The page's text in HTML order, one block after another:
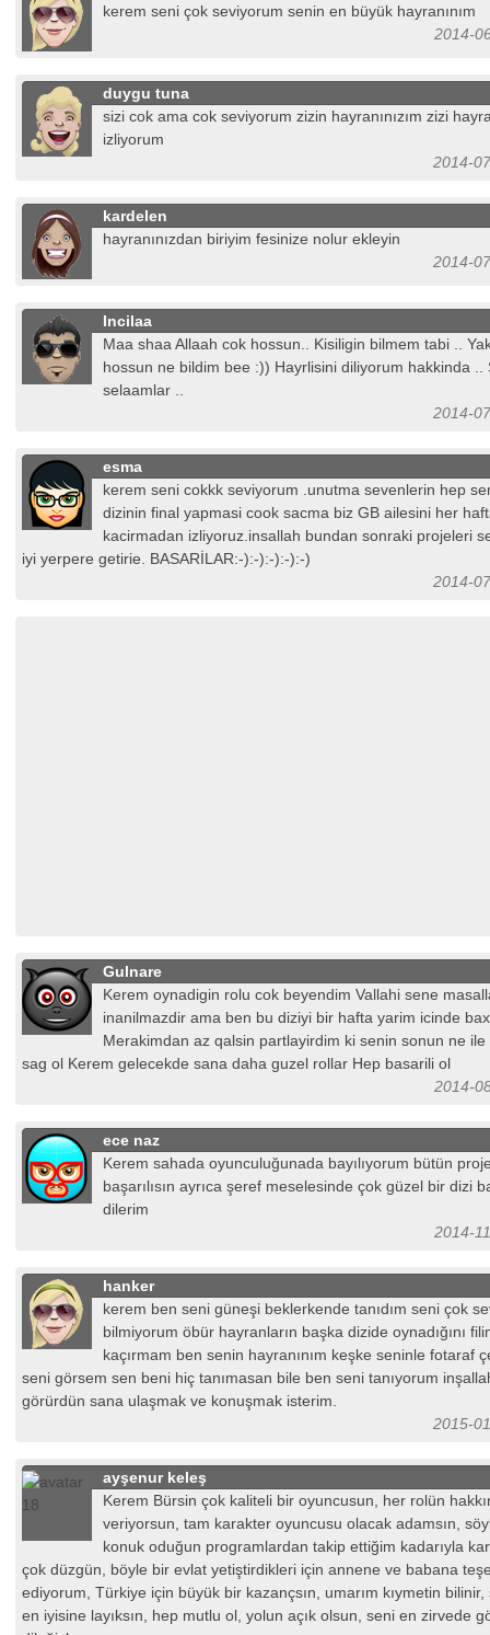
kerem seni çok seviyorum senin en büyük hayranınım
2014-
duygu tuna
sizi cok ama cok seviyorum zizin hayranınızım zizi
izliyorum
2014-
kardelen
hayranınızdan biriyim fesinize nolur ekleyin
2014-
Incilaa
Maa shaa Allaah cok hossun.. Kisiligin bilmem tabi ..
hossun ne bildim bee :)) Hayrlisini diliyorum hakkinda ..
selaamlar ..
2014-
esma
kerem seni cokkk seviyorum .unutma sevenlerin hep
dizinin final yapmasi cook sacma biz GB ailesini her
kacirmadan izliyoruz.insallah bundan sonraki projeleri
iyi yerpere getirie. BASARİLAR:-):-):-):-):-)
2014-
Gulnare
Kerem oynadigin rolu cok beyendim Vallahi sene
inanilmazdir ama ben bu diziyi bir hafta yarim icinde
Merakimdan az qalsin partlayirdim ki senin sonun ne
sag ol Kerem gelecekde sana daha guzel rollar Hep basarili ol
2014-
ece naz
Kerem sahada oyunculuğunada bayılıyorum bütün
başarılısın ayrıca şeref meselesinde çok güzel bir dizi
dilerim
2014-
hanker
kerem ben seni güneşi beklerkende tanıdım seni çok
bilmiyorum öbür hayranların başka dizide oynadığını
kaçırmam ben senin hayranınım keşke seninle fotaraf
seni görsem sen beni hiç tanımasan bile ben seni tanıyorum
görürdün sana ulaşmak ve konuşmak isterim.
2015-
ayşenur keleş
Kerem Bürsin çok kaliteli bir oyuncusun, her rolün
veriyorsun, tam karakter oyuncusu olacak adamsın,
konuk oduğun programlardan takip ettiğim kadarıyla
çok düzgün, böyle bir evlat yetiştirdikleri için annene ve babana
ediyorum, Türkiye için büyük bir kazançsın, umarım kıymetin
en iyisine layıksın, hep mutlu ol, yolun açık olsun, seni en zirvede